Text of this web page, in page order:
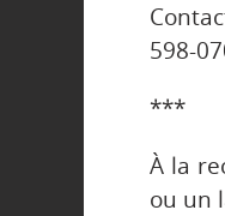
598-
***
À la
ou un